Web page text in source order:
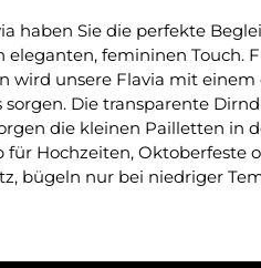
haben Sie die perfekte
eleganten, femininen
wird unsere Flavia mit
sorgen. Die transparente
die kleinen Pailletten in
für Hochzeiten, Oktoberfeste
bügeln nur bei niedriger